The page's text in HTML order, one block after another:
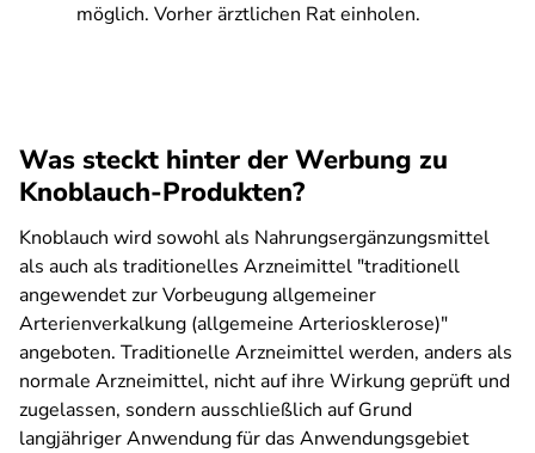
möglich. Vorher ärztlichen Rat einholen.
Was steckt hinter der Werbung zu
Knoblauch-Produkten?
Knoblauch wird sowohl als Nahrungsergänzungsmittel
als auch als traditionelles Arzneimittel "traditionell
angewendet zur Vorbeugung allgemeiner
Arterienverkalkung (allgemeine Arteriosklerose)"
angeboten. Traditionelle Arzneimittel werden, anders als
normale Arzneimittel, nicht auf ihre Wirkung geprüft und
zugelassen, sondern ausschließlich auf Grund
langjähriger Anwendung für das Anwendungsgebiet